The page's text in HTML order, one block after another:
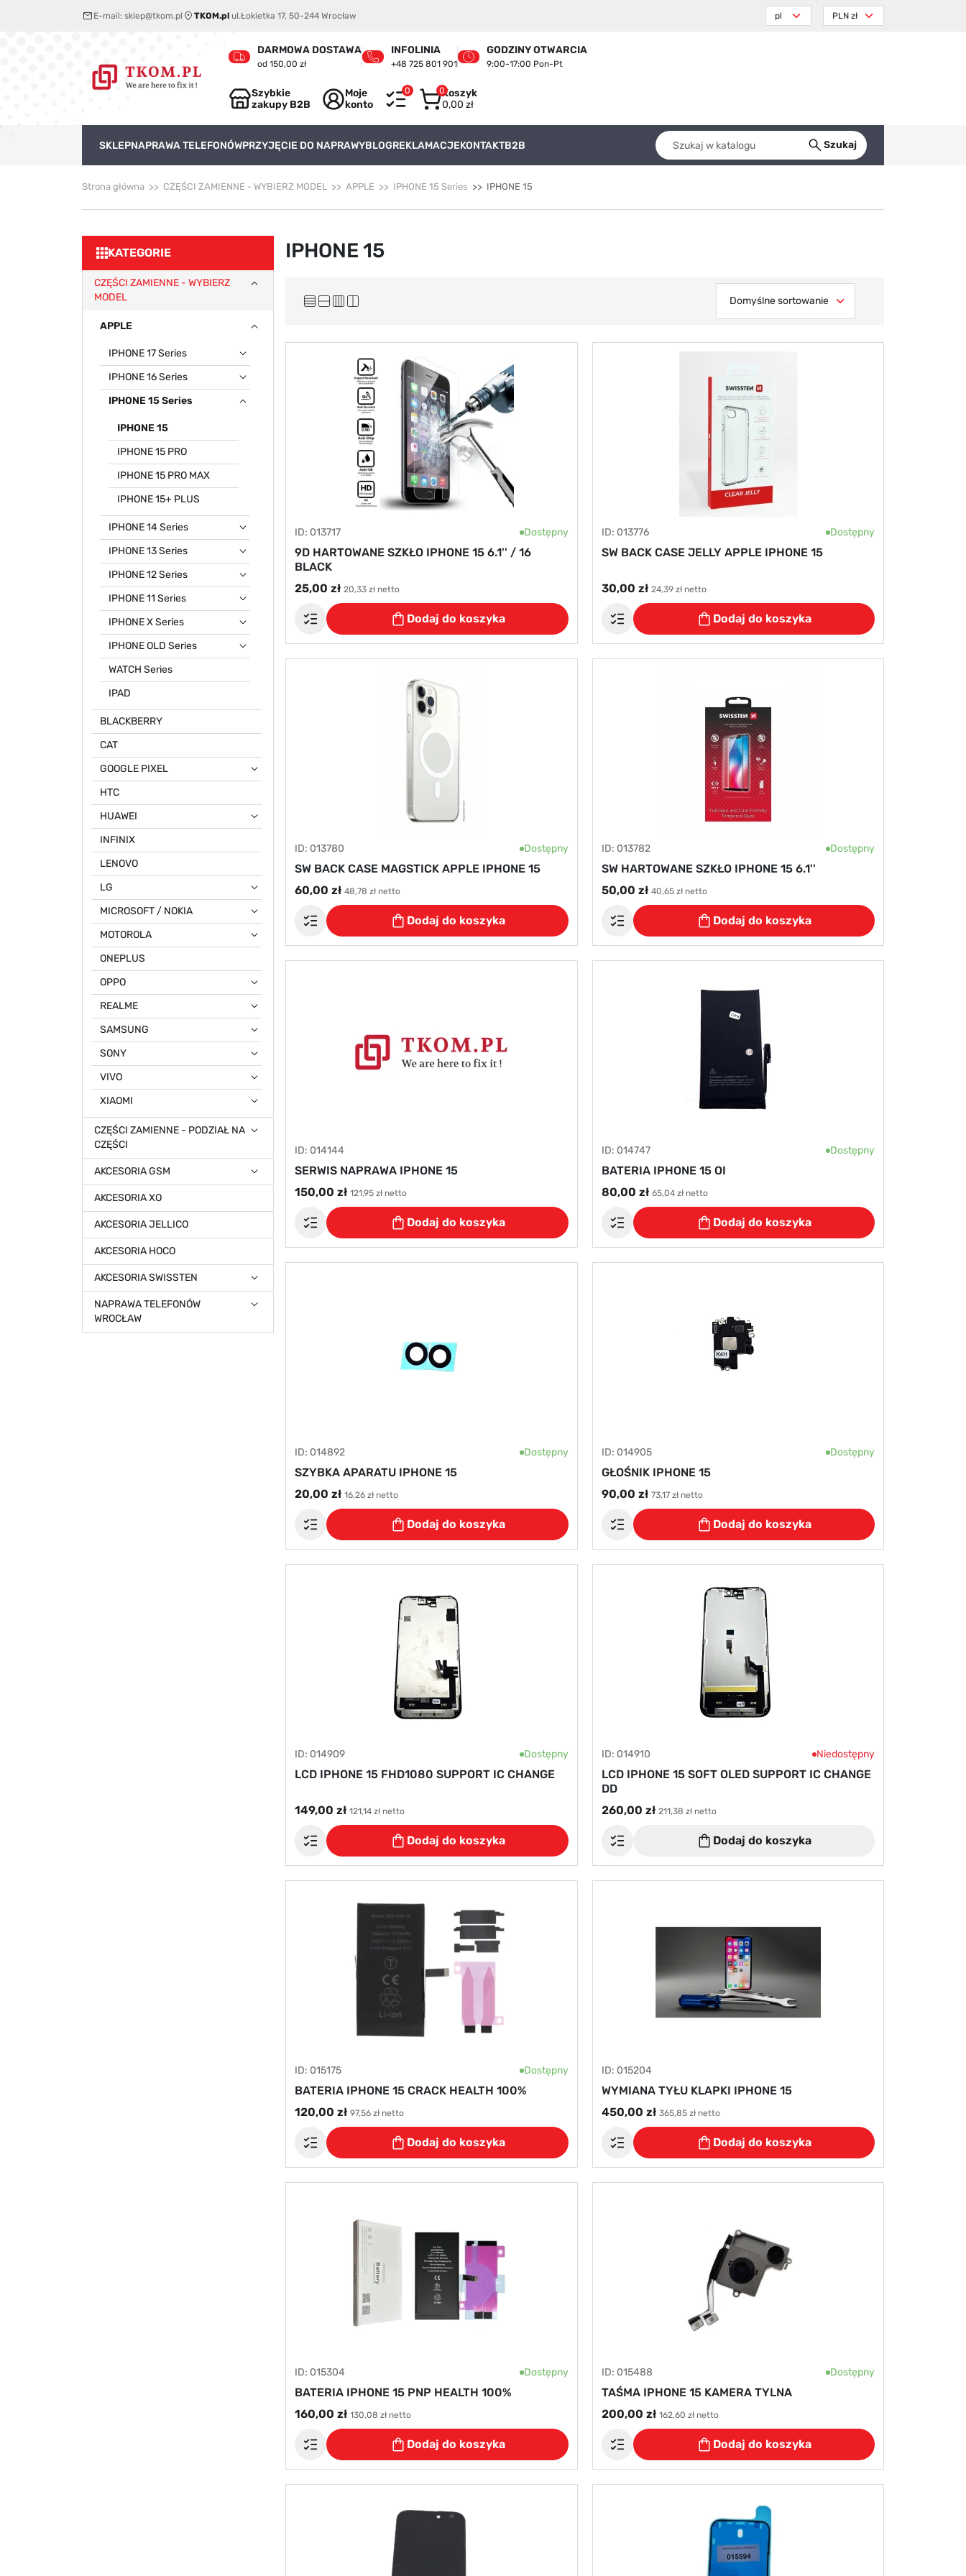
E-mail: sklep@tkom.pl TKOM.pl ul.Łokietka 17, 50-244 Wrocław
DARMOWA DOSTAWA
od 150,00 zł
INFOLINIA
+48 725 801 901
GODZINY OTWARCIA
9:00-17:00 Pon-Pt
Szybkie
zakupy B2B
Moje
konto
0 0Koszyk
0,00 zł
SKLEPNAPRAWA TELEFONÓWPRZYJĘCIE DO NAPRAWYBLOGREKLAMACJEKONTAKTB2B Szukaj
Strona główna CZĘŚCI ZAMIENNE - WYBIERZ MODEL APPLE IPHONE 15 Series IPHONE 15
KATEGORIE
CZĘŚCI ZAMIENNE - WYBIERZ
MODEL
APPLE
IPHONE 17 Series
IPHONE 16 Series
IPHONE 15 Series
IPHONE 15
IPHONE 15 PRO
IPHONE 15 PRO MAX
IPHONE 15+ PLUS
IPHONE 14 Series
IPHONE 13 Series
IPHONE 12 Series
IPHONE 11 Series
IPHONE X Series
IPHONE OLD Series
WATCH Series
IPAD
BLACKBERRY
CAT
GOOGLE PIXEL
HTC
HUAWEI
INFINIX
LENOVO
LG
MICROSOFT / NOKIA
MOTOROLA
ONEPLUS
OPPO
REALME
SAMSUNG
SONY
VIVO
XIAOMI
CZĘŚCI ZAMIENNE - PODZIAŁ NA
CZĘŚCI
AKCESORIA GSM
AKCESORIA XO
AKCESORIA JELLICO
AKCESORIA HOCO
AKCESORIA SWISSTEN
NAPRAWA TELEFONÓW
WROCŁAW
IPHONE 15
ID: 013717 Dostępny
9D HARTOWANE SZKŁO IPHONE 15 6.1'' / 16
BLACK
25,00 zł 20,33 zł netto
Dodaj do koszyka
ID: 013776 Dostępny
SW BACK CASE JELLY APPLE IPHONE 15
30,00 zł 24,39 zł netto
Dodaj do koszyka
ID: 013780 Dostępny
SW BACK CASE MAGSTICK APPLE IPHONE 15
60,00 zł 48,78 zł netto
Dodaj do koszyka
ID: 013782 Dostępny
SW HARTOWANE SZKŁO IPHONE 15 6.1''
50,00 zł 40,65 zł netto
Dodaj do koszyka
ID: 014144
SERWIS NAPRAWA IPHONE 15
150,00 zł 121,95 zł netto
Dodaj do koszyka
ID: 014747 Dostępny
BATERIA IPHONE 15 OI
80,00 zł 65,04 zł netto
Dodaj do koszyka
ID: 014892 Dostępny
SZYBKA APARATU IPHONE 15
20,00 zł 16,26 zł netto
Dodaj do koszyka
ID: 014905 Dostępny
GŁOŚNIK IPHONE 15
90,00 zł 73,17 zł netto
Dodaj do koszyka
ID: 014909 Dostępny
LCD IPHONE 15 FHD1080 SUPPORT IC CHANGE
149,00 zł 121,14 zł netto
Dodaj do koszyka
ID: 014910 Niedostępny
LCD IPHONE 15 SOFT OLED SUPPORT IC CHANGE
DD
260,00 zł 211,38 zł netto
Dodaj do koszyka
ID: 015175 Dostępny
BATERIA IPHONE 15 CRACK HEALTH 100%
120,00 zł 97,56 zł netto
Dodaj do koszyka
ID: 015204
WYMIANA TYŁU KLAPKI IPHONE 15
450,00 zł 365,85 zł netto
Dodaj do koszyka
ID: 015304 Dostępny
BATERIA IPHONE 15 PNP HEALTH 100%
160,00 zł 130,08 zł netto
Dodaj do koszyka
ID: 015488 Dostępny
TAŚMA IPHONE 15 KAMERA TYLNA
200,00 zł 162,60 zł netto
Dodaj do koszyka